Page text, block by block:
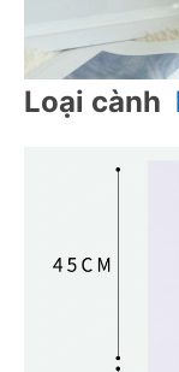
Loại cành